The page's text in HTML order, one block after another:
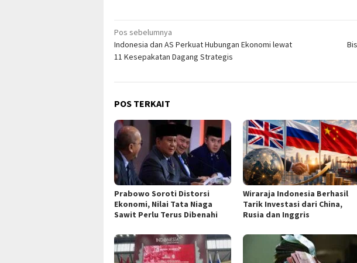
Navigasi
pos
Pos sebelumnya
Indonesia dan AS Perkuat Hubungan Ekonomi lewat
11 Kesepakatan Dagang Strategis
POS TERKAIT
Prabowo Soroti Distorsi
Ekonomi, Nilai Tata Niaga
Sawit Perlu Terus Dibenahi
Wiraraja Indonesia Berhasil
Tarik Investasi dari China,
Rusia dan Inggris